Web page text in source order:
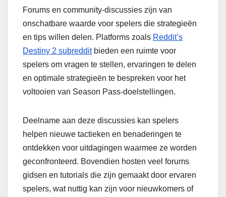
Forums en community-discussies zijn van
onschatbare waarde voor spelers die strategieën
en tips willen delen. Platforms zoals Reddit’s
Destiny 2 subredditbieden een ruimte voor
spelers om vragen te stellen, ervaringen te delen
en optimale strategieën te bespreken voor het
voltooien van Season Pass-doelstellingen.
Deelname aan deze discussies kan spelers
helpen nieuwe tactieken en benaderingen te
ontdekken voor uitdagingen waarmee ze worden
geconfronteerd. Bovendien hosten veel forums
gidsen en tutorials die zijn gemaakt door ervaren
spelers, wat nuttig kan zijn voor nieuwkomers of